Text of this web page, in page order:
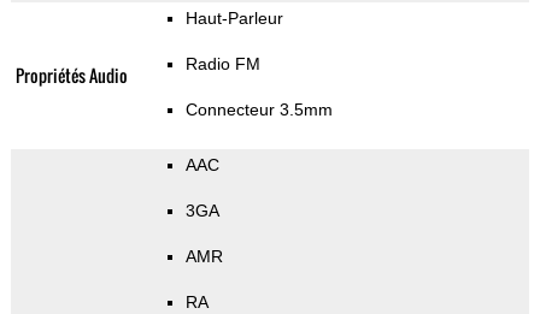
Propriétés Audio
Haut-Parleur
Radio FM
Connecteur 3.5mm
AAC
3GA
AMR
RA